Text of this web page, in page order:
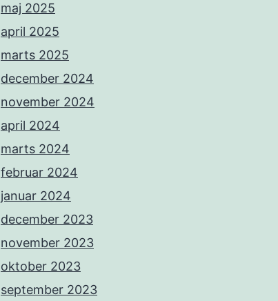
maj 2025
april 2025
marts 2025
december 2024
november 2024
april 2024
marts 2024
februar 2024
januar 2024
december 2023
november 2023
oktober 2023
september 2023